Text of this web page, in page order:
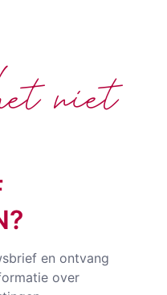
en ontvang
over
niet